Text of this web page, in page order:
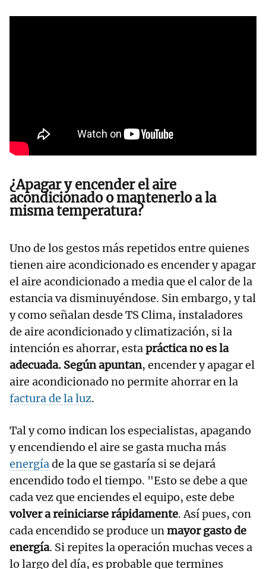
¿Apagar y encender el aire
acondicionado o mantenerlo a la
misma temperatura?
Uno de los gestos más repetidos entre quienes
tienen aire acondicionado es encender y apagar
el aire acondicionado a media que el calor de la
estancia va disminuyéndose. Sin embargo, y tal
y como señalan desde TS Clima, instaladores
de aire acondicionado y climatización, si la
intención es ahorrar, estapráctica no es la
adecuada. Según apuntan, encender y apagar el
aire acondicionado no permite ahorrar en la
factura de la luz.
Tal y como indican los especialistas, apagando
y encendiendo el aire se gasta mucha más
energíade la que se gastaría si se dejará
encendido todo el tiempo. "Esto se debe a que
cada vez que enciendes el equipo, este debe
volver a reiniciarse rápidamente. Así pues, con
cada encendido se produce unmayor gasto de
energía. Si repites la operación muchas veces a
lo largo del día, es probable que termines